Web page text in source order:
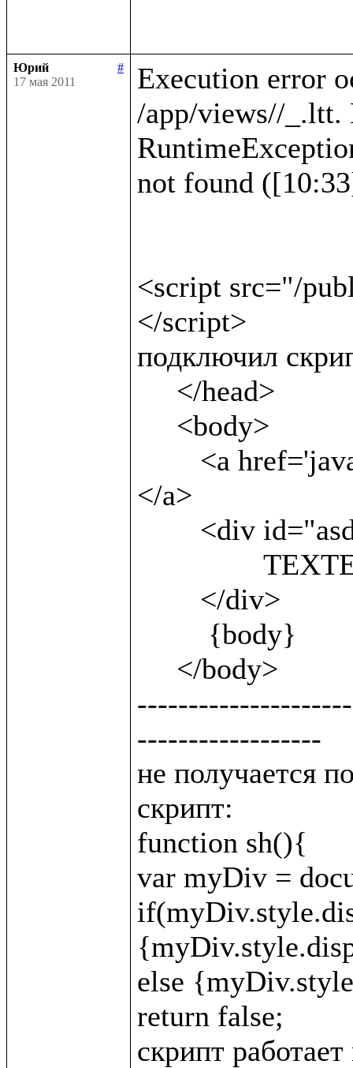
Юрий
#
17 мая 2011
Execution error
/app/views//_.ltt.
not found
<script src="/
</script>
подключил
</a>
------------------
не получается
скрипт:
function sh(){
var myDiv =
else
return false;
скрипт